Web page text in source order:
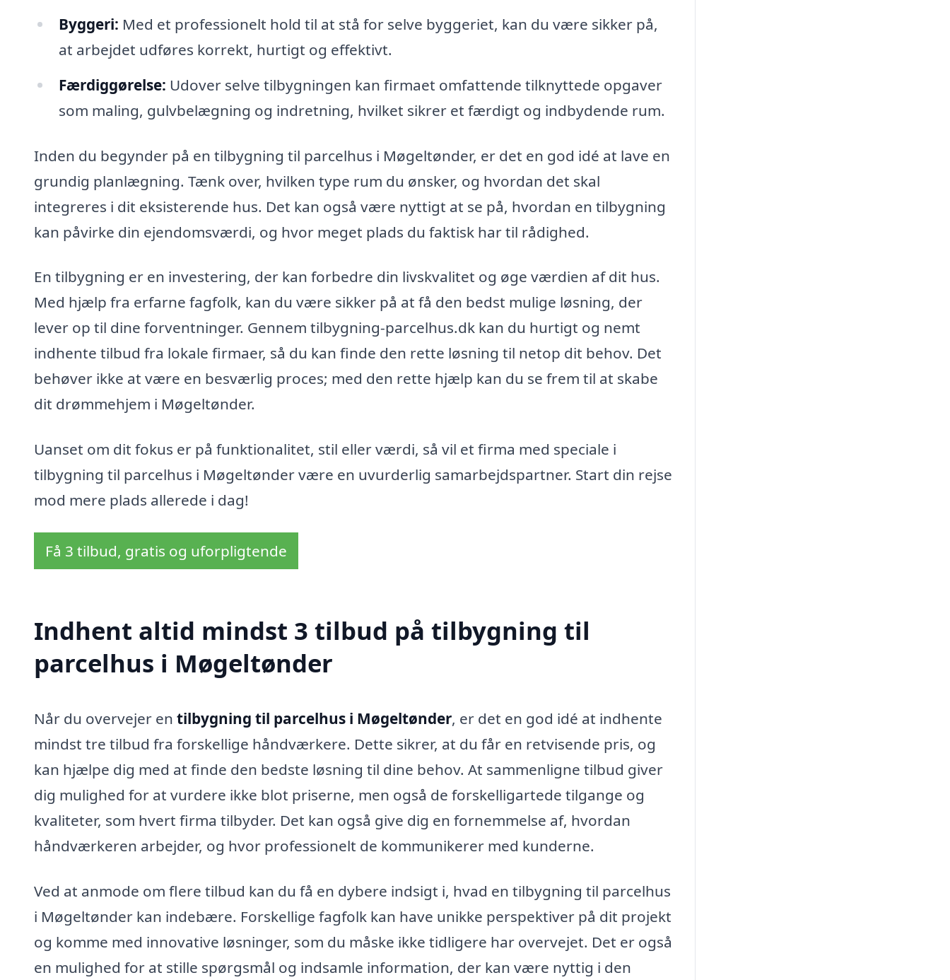
Byggeri: Med et professionelt hold til at stå for selve byggeriet, kan du være sikker på,
at arbejdet udføres korrekt, hurtigt og effektivt.
Færdiggørelse: Udover selve tilbygningen kan firmaet omfattende tilknyttede opgaver
som maling, gulvbelægning og indretning, hvilket sikrer et færdigt og indbydende rum.
Inden du begynder på en tilbygning til parcelhus i Møgeltønder, er det en god idé at lave en
grundig planlægning. Tænk over, hvilken type rum du ønsker, og hvordan det skal
integreres i dit eksisterende hus. Det kan også være nyttigt at se på, hvordan en tilbygning
kan påvirke din ejendomsværdi, og hvor meget plads du faktisk har til rådighed.
En tilbygning er en investering, der kan forbedre din livskvalitet og øge værdien af dit hus.
Med hjælp fra erfarne fagfolk, kan du være sikker på at få den bedst mulige løsning, der
lever op til dine forventninger. Gennem tilbygning-parcelhus.dk kan du hurtigt og nemt
indhente tilbud fra lokale firmaer, så du kan finde den rette løsning til netop dit behov. Det
behøver ikke at være en besværlig proces; med den rette hjælp kan du se frem til at skabe
dit drømmehjem i Møgeltønder.
Uanset om dit fokus er på funktionalitet, stil eller værdi, så vil et firma med speciale i
tilbygning til parcelhus i Møgeltønder være en uvurderlig samarbejdspartner. Start din rejse
mod mere plads allerede i dag!
Få 3 tilbud, gratis og uforpligtende
Indhent altid mindst 3 tilbud på tilbygning til
parcelhus i Møgeltønder
Når du overvejer en tilbygning til parcelhus i Møgeltønder, er det en god idé at indhente
mindst tre tilbud fra forskellige håndværkere. Dette sikrer, at du får en retvisende pris, og
kan hjælpe dig med at finde den bedste løsning til dine behov. At sammenligne tilbud giver
dig mulighed for at vurdere ikke blot priserne, men også de forskelligartede tilgange og
kvaliteter, som hvert firma tilbyder. Det kan også give dig en fornemmelse af, hvordan
håndværkeren arbejder, og hvor professionelt de kommunikerer med kunderne.
Ved at anmode om flere tilbud kan du få en dybere indsigt i, hvad en tilbygning til parcelhus
i Møgeltønder kan indebære. Forskellige fagfolk kan have unikke perspektiver på dit projekt
og komme med innovative løsninger, som du måske ikke tidligere har overvejet. Det er også
en mulighed for at stille spørgsmål og indsamle information, der kan være nyttig i den